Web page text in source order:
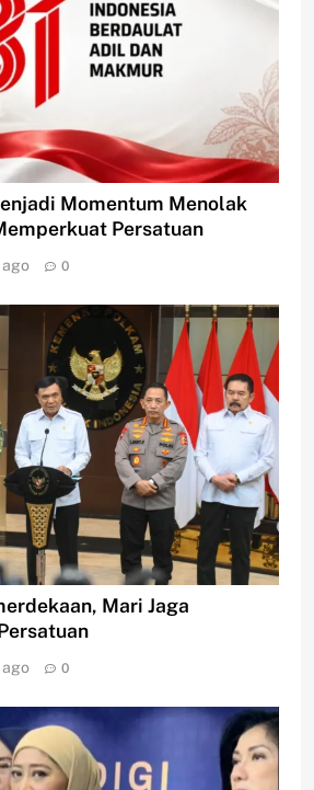
Momentum Menolak
Persatuan
ago 0
Mari Jaga
ago 0